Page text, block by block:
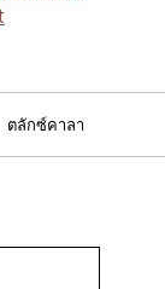
ตลักซ์คาลา